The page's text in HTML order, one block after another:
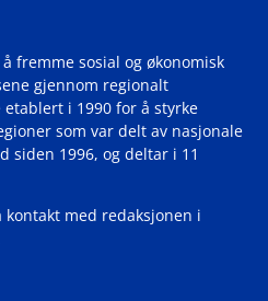
fremme sosial og økonomisk
gjennom regionalt
i 1990 for å styrke
som var delt av nasjonale
siden 1996, og deltar i 11
med redaksjonen i